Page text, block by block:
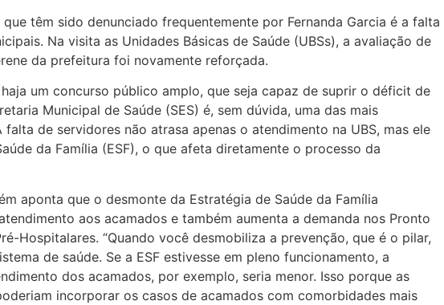
têm sido denunciado frequentemente por Fernanda Garcia é a falta
Na visita as Unidades Básicas de Saúde (UBSs), a avaliação de
da prefeitura foi novamente reforçada.
um concurso público amplo, que seja capaz de suprir o déficit de
Municipal de Saúde (SES) é, sem dúvida, uma das mais
de servidores não atrasa apenas o atendimento na UBS, mas ele
da Família (ESF), o que afeta diretamente o processo da
aponta que o desmonte da Estratégia de Saúde da Família
aos acamados e também aumenta a demanda nos Pronto
Hospitalares. “Quando você desmobiliza a prevenção, que é o pilar,
de saúde. Se a ESF estivesse em pleno funcionamento, a
dos acamados, por exemplo, seria menor. Isso porque as
incorporar os casos de acamados com comorbidades mais